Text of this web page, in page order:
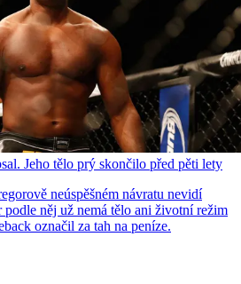
Jeho tělo prý skončilo před pěti lety
neúspěšném návratu nevidí
něj už nemá tělo ani životní režim
označil za tah na peníze.